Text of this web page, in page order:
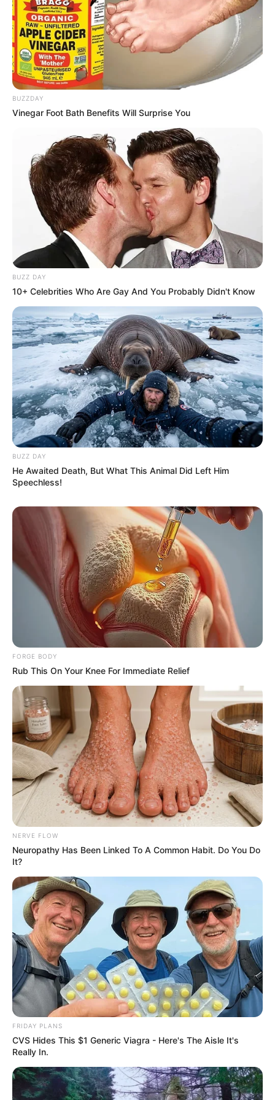
ชุดนอน เสื้อยืดคุณชอบความอิสระ เรียบง่าย สะดวก
สบาย มีความโอบอ้อมอารีต่อผู้คนรอบข้าง โดยเฉพาะ การ
มีมนุษย์สัมพันธ์ดีกับผู้ที่อ่อนวัยกว่า คุณมักมองโลกในแง่ดี
หรือมักมองตามความจริงของชีวิต
ชุดนอน กางเกงขายาวคุณต้องการความอบอุ่นมั่นคง มี
ความเชื่อมั่นในชีวิต มีความเป็นตัวของตัวเอง มักชอบลงมือ
ปฏิบัติงานด้วยตนเองมากกว่าร้องขอความช่วยเหลือจากผู้
อื่น มีความพร้อมเเละตื่นตัวอยู่เสมอ โดยเฉพาะความรับ
ผิดชอบในหน้าที่การงาน
ชุดนอน กางเกงขาสั้นคุณชอบความเรียบง่าย สะดวก
สบายในการใช้ชีวิต คุณมีมนุษย์สัมพันธ์ที่ดี กับเพื่อนฝูง
เเละผู้อื่น มักมองโลกในแง่ความเป็นจริงของสังคม ชอบ
ความสนุกสนานรื่นเริง
แก้ผ้านอนคุณมีความเชื่อมั่นในตัวเองสูง มีความสนใจของ
สรีระร่างกายตามส่วนโค้งส่วนเว้า และความสวยงามของ
ร่างกายตัวเองและคนรอบข้าง แบบที่เย้ายวนใจ โดยเฉพาะ
ในอารมณ์รักความอิสระเสรี
ขอบคุณข้อมูลจาก Teenpath.net
ขอบคุณภาพจาก อินเตอร์เน็ต
ชุดนอน ดูดวง ทายนิสัย ทายนิสัยชุดนอน นอน
ABOUT THE AUTHOR
เจ้าหมอดู
เนื้อหาที่ได้รับการโปรโมต
BUZZDAY
Vinegar Foot Bath Benefits Will Surprise You
BUZZ DAY
10+ Celebrities Who Are Gay And You Probably Didn't Know
BUZZ DAY
He Awaited Death, But What This Animal Did Left Him
Speechless!
FORGE BODY
Rub This On Your Knee For Immediate Relief
NERVE FLOW
Neuropathy Has Been Linked To A Common Habit. Do You Do
It?
FRIDAY PLANS
CVS Hides This $1 Generic Viagra - Here's The Aisle It's
Really In.